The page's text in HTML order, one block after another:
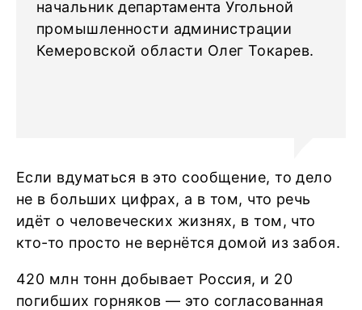
начальник департамента Угольной
промышленности администрации
Кемеровской области Олег Токарев.
Если вдуматься в это сообщение, то дело
не в больших цифрах, а в том, что речь
идёт о человеческих жизнях, в том, что
кто-то просто не вернётся домой из забоя.
420 млн тонн добывает Россия, и 20
погибших горняков — это согласованная